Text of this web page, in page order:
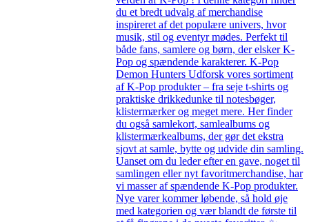
du et bredt udvalg af merchandise
inspireret af det populære univers, hvor
musik, stil og eventyr mødes. Perfekt til
både fans, samlere og børn, der elsker K-
Pop og spændende karakterer. K-Pop
Demon Hunters Udforsk vores sortiment
af K-Pop produkter – fra seje t-shirts og
praktiske drikkedunke til notesbøger,
klistermærker og meget mere. Her finder
du også samlekort, samlealbums og
klistermærkealbums, der gør det ekstra
sjovt at samle, bytte og udvide din samling.
Uanset om du leder efter en gave, noget til
samlingen eller nyt favoritmerchandise, har
vi masser af spændende K-Pop produkter.
Nye varer kommer løbende, så hold øje
med kategorien og vær blandt de første til